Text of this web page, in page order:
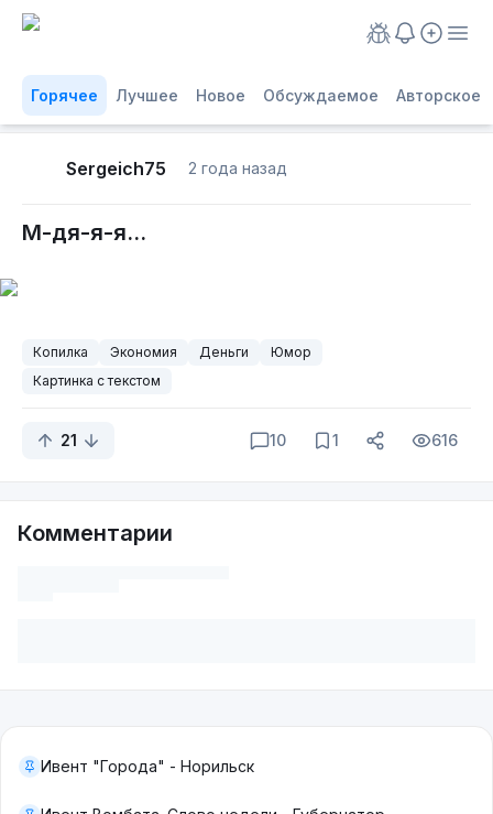
Горячее Лучшее Новое Обсуждаемое Авторское
Sergeich75 2 года назад
М-дя-я-я...
Копилка Экономия Деньги
Юмор
Картинка с текстом
21 10 1 616
Комментарии
Ивент "Города" - Норильск